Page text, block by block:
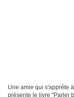
Une amie qui s'apprête
présente le livre "Parler